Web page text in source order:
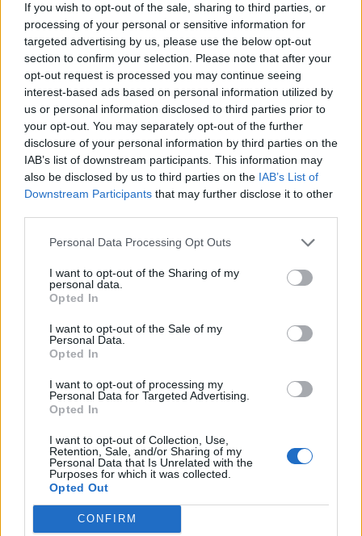
If you wish to opt-out of the sale, sharing to third parties, or
processing of your personal or sensitive information for
targeted advertising by us, please use the below opt-out
section to confirm your selection. Please note that after your
opt-out request is processed you may continue seeing
interest-based ads based on personal information utilized by
us or personal information disclosed to third parties prior to
your opt-out. You may separately opt-out of the further
disclosure of your personal information by third parties on the
IAB’s list of downstream participants. This information may
also be disclosed by us to third parties on the IAB’s List of
Downstream Participants that may further disclose it to other
Personal Data Processing Opt Outs
I want to opt-out of the Sharing of my
personal data.
Opted In
I want to opt-out of the Sale of my
Personal Data.
Opted In
I want to opt-out of processing my
Personal Data for Targeted Advertising.
Opted In
I want to opt-out of Collection, Use,
Retention, Sale, and/or Sharing of my
Personal Data that Is Unrelated with the
Purposes for which it was collected.
Opted Out
CONFIRM
Αν ψάχνεις ένα natural look το οποίο θα κάνει
έχεις κάνει στην εμφάνισή σου, το candlelit
brunette είναι αυτό που ψάχνεις.
αλλαγή;